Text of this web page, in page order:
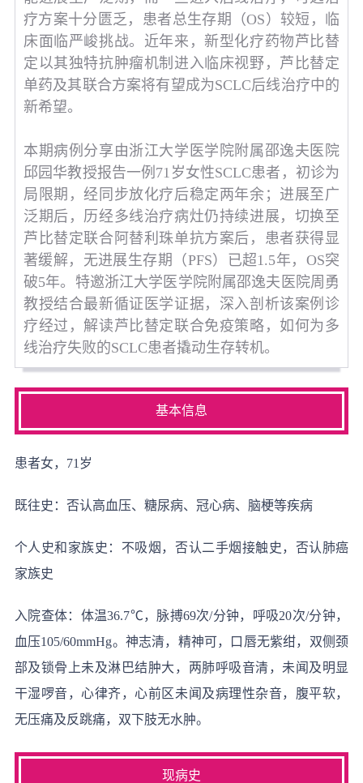
疗方案十分匮乏，患者总生存期（OS）较短，临
床面临严峻挑战。近年来，新型化疗药物芦比替
定以其独特抗肿瘤机制进入临床视野，芦比替定
单药及其联合方案将有望成为SCLC后线治疗中的
新希望。
本期病例分享由浙江大学医学院附属邵逸夫医院
邱园华教授报告一例71岁女性SCLC患者，初诊为
局限期，经同步放化疗后稳定两年余；进展至广
泛期后，历经多线治疗病灶仍持续进展，切换至
芦比替定联合阿替利珠单抗方案后，患者获得显
著缓解，无进展生存期（PFS）已超1.5年，OS突
破5年。特邀浙江大学医学院附属邵逸夫医院周勇
教授结合最新循证医学证据，深入剖析该案例诊
疗经过，解读芦比替定联合免疫策略，如何为多
线治疗失败的SCLC患者撬动生存转机。
基本信息
患者女，71岁
既往史：否认高血压、糖尿病、冠心病、脑梗等疾病
个人史和家族史：不吸烟，否认二手烟接触史，否认肺癌
家族史
入院查体：体温36.7℃，脉搏69次/分钟，呼吸20次/分钟，
血压105/60mmHg。神志清，精神可，口唇无紫绀，双侧颈
部及锁骨上未及淋巴结肿大，两肺呼吸音清，未闻及明显
干湿啰音，心律齐，心前区未闻及病理性杂音，腹平软，
无压痛及反跳痛，双下肢无水肿。
现病史